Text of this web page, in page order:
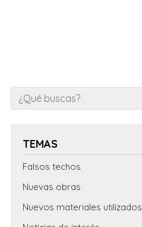
TEMAS
Falsos techos
Nuevas obras
Nuevos materiales utilizados